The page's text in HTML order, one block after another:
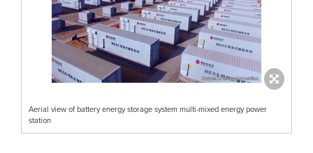
Aerial view of battery energy storage system multi-mixed energy power
station